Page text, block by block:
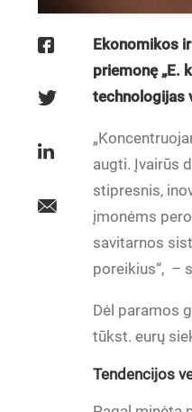
Ekonomikos
priemonę „E.
technologijas
augti. Įvairūs
stipresnis,
įmonėms
savitarnos
poreikius“, –
Dėl paramos
tūkst. eurų
Tendencijos